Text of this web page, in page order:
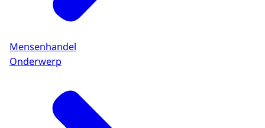
Mensenhandel
Onderwerp